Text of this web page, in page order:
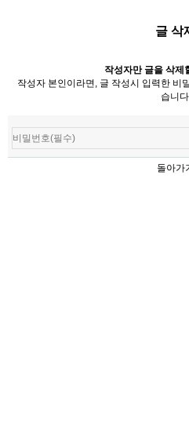
글 삭
작성자만 글을 삭제
작성자 본인이라면, 글 작성시 입력한 비
습니
돌아가